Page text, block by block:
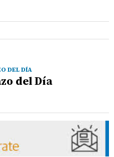
DEL DÍA
del Día